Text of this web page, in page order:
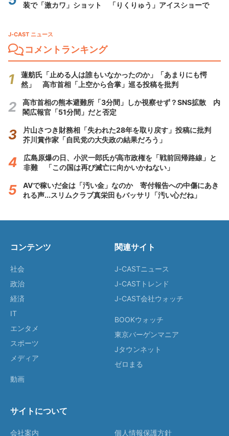
装で「激カワ」ショット 「りくりゅう」アイスショーで
J-CAST ニュース
コメントランキング
蓮舫氏「止める人は誰もいなかったのか」「あまりにも愕
然」 高市首相「上空から合掌」巡る投稿を批判
高市首相の熊本避難所「3分間」しか視察せず？SNS拡散 内
閣広報官「51分間」だと否定
片山さつき財務相「失われた28年を取り戻す」投稿に批判
芥川賞作家「自民党の大失政の結果だろう」
広島原爆の日、小沢一郎氏が高市政権を「戦前回帰路線」と
非難 「この国は再び滅亡に向かいかねない」
AVで稼いだ金は「汚い金」なのか 寄付報告への中傷にあき
れる声...スリムクラブ真栄田もバッサリ「汚い心だね」
コンテンツ
社会
政治
経済
IT
エンタメ
スポーツ
メディア
動画
関連サイト
J-CASTニュース
J-CASTトレンド
J-CAST会社ウォッチ
BOOKウォッチ
東京バーゲンマニア
Jタウンネット
ゼロまる
サイトについて
会社案内 個人情報保護方針